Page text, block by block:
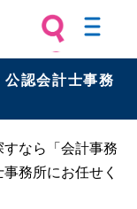
公認会計士事務
なら「会計事務
務所にお任せく